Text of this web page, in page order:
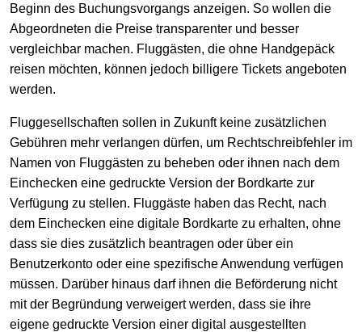
Beginn des Buchungsvorgangs anzeigen. So wollen die
Abgeordneten die Preise transparenter und besser
vergleichbar machen. Fluggästen, die ohne Handgepäck
reisen möchten, können jedoch billigere Tickets angeboten
werden.
Fluggesellschaften sollen in Zukunft keine zusätzlichen
Gebühren mehr verlangen dürfen, um Rechtschreibfehler im
Namen von Fluggästen zu beheben oder ihnen nach dem
Einchecken eine gedruckte Version der Bordkarte zur
Verfügung zu stellen. Fluggäste haben das Recht, nach
dem Einchecken eine digitale Bordkarte zu erhalten, ohne
dass sie dies zusätzlich beantragen oder über ein
Benutzerkonto oder eine spezifische Anwendung verfügen
müssen. Darüber hinaus darf ihnen die Beförderung nicht
mit der Begründung verweigert werden, dass sie ihre
eigene gedruckte Version einer digital ausgestellten